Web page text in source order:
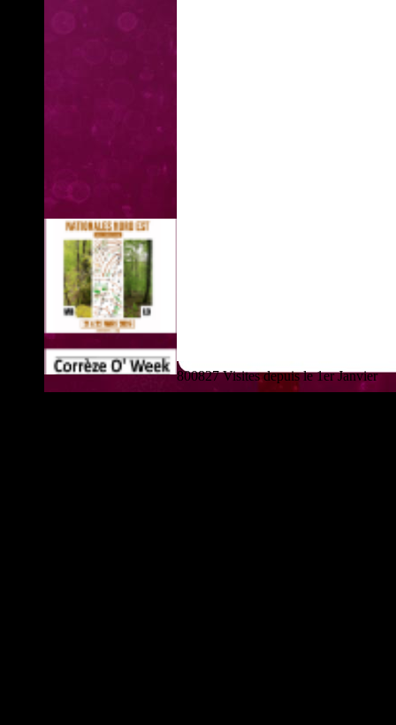
800827 Visites depuis le 1er Janvier